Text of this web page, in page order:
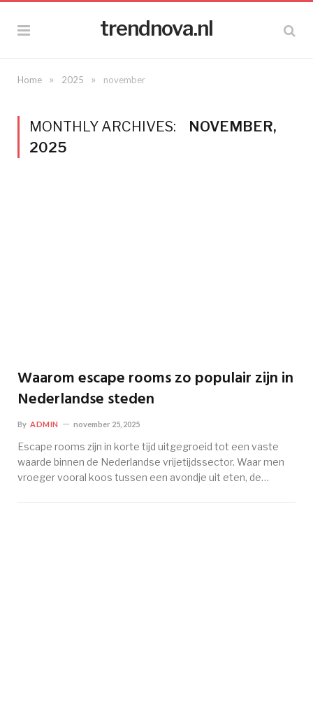
trendnova.nl
Home » 2025 » november
MONTHLY ARCHIVES:
NOVEMBER,
2025
Waarom escape rooms zo populair zijn in
Nederlandse steden
By ADMIN november 25, 2025
Escape rooms zijn in korte tijd uitgegroeid tot een vaste
waarde binnen de Nederlandse vrijetijdssector. Waar men
vroeger vooral koos tussen een avondje uit eten, de…